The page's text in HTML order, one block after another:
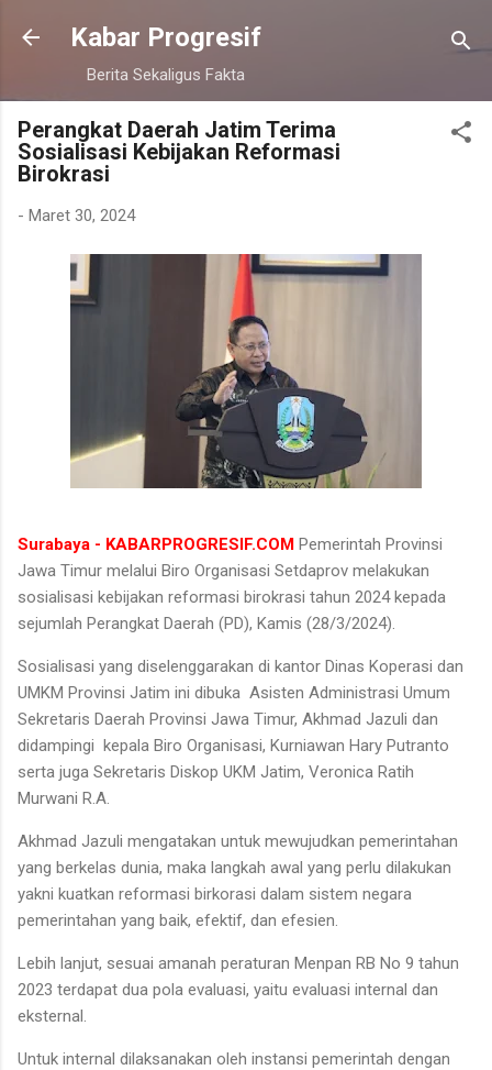
Langsung ke konten utama
Kabar Progresif
Berita Sekaligus Fakta
Perangkat Daerah Jatim Terima
Sosialisasi Kebijakan Reformasi
Birokrasi
- Maret 30, 2024
Surabaya - KABARPROGRESIF.COM Pemerintah Provinsi
Jawa Timur melalui Biro Organisasi Setdaprov melakukan
sosialisasi kebijakan reformasi birokrasi tahun 2024 kepada
sejumlah Perangkat Daerah (PD), Kamis (28/3/2024).
Sosialisasi yang diselenggarakan di kantor Dinas Koperasi dan
UMKM Provinsi Jatim ini dibuka Asisten Administrasi Umum
Sekretaris Daerah Provinsi Jawa Timur, Akhmad Jazuli dan
didampingi kepala Biro Organisasi, Kurniawan Hary Putranto
serta juga Sekretaris Diskop UKM Jatim, Veronica Ratih
Murwani R.A.
Akhmad Jazuli mengatakan untuk mewujudkan pemerintahan
yang berkelas dunia, maka langkah awal yang perlu dilakukan
yakni kuatkan reformasi birkorasi dalam sistem negara
pemerintahan yang baik, efektif, dan efesien.
Lebih lanjut, sesuai amanah peraturan Menpan RB No 9 tahun
2023 terdapat dua pola evaluasi, yaitu evaluasi internal dan
eksternal.
Untuk internal dilaksanakan oleh instansi pemerintah dengan